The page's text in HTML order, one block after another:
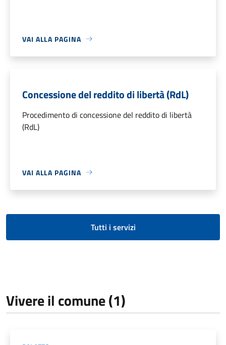
VAI ALLA PAGINA
Concessione del reddito di libertà (RdL)
Procedimento di concessione del reddito di libertà
(RdL)
VAI ALLA PAGINA
Tutti i servizi
Vivere il comune (1)